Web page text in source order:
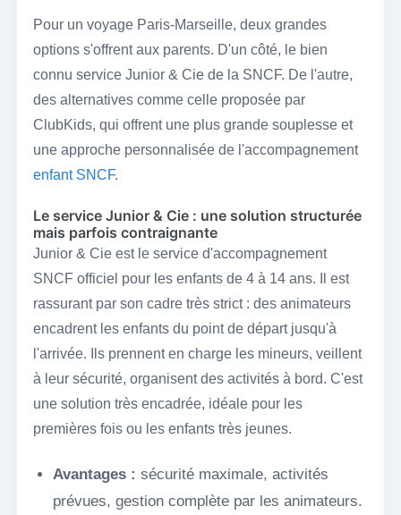
Pour un voyage Paris-Marseille, deux grandes
options s'offrent aux parents. D'un côté, le bien
connu service Junior & Cie de la SNCF. De l'autre,
des alternatives comme celle proposée par
ClubKids, qui offrent une plus grande souplesse et
une approche personnalisée de l'accompagnement
enfant SNCF.
Le service Junior & Cie : une solution structurée
mais parfois contraignante
Junior & Cie est le service d'accompagnement
SNCF officiel pour les enfants de 4 à 14 ans. Il est
rassurant par son cadre très strict : des animateurs
encadrent les enfants du point de départ jusqu'à
l'arrivée. Ils prennent en charge les mineurs, veillent
à leur sécurité, organisent des activités à bord. C'est
une solution très encadrée, idéale pour les
premières fois ou les enfants très jeunes.
Avantages : sécurité maximale, activités
prévues, gestion complète par les animateurs.